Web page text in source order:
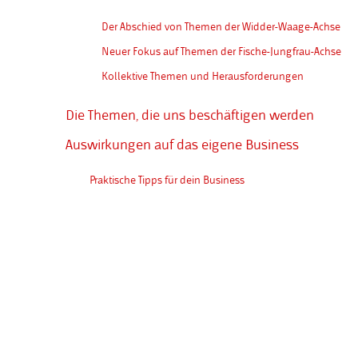
Der Abschied von Themen der Widder-Waage-Achse
Neuer Fokus auf Themen der Fische-Jungfrau-Achse
Kollektive Themen und Herausforderungen
Die Themen, die uns beschäftigen werden
Auswirkungen auf das eigene Business
Praktische Tipps für dein Business